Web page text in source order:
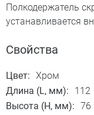
Полкодержатель
устанавливается
Свойства
Цвет: Хром
Длина (L, мм):
112
Высота (H, мм): 76